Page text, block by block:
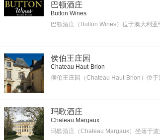
巴顿酒庄
Button Wines
巴顿酒庄（Button Wines）位于澳大
侯伯王庄园
Chateau Haut-Brion
侯伯王庄园（Chateau Haut-Brion）位
玛歌酒庄
Chateau Margaux
玛歌酒庄（Chateau Margaux）坐落于